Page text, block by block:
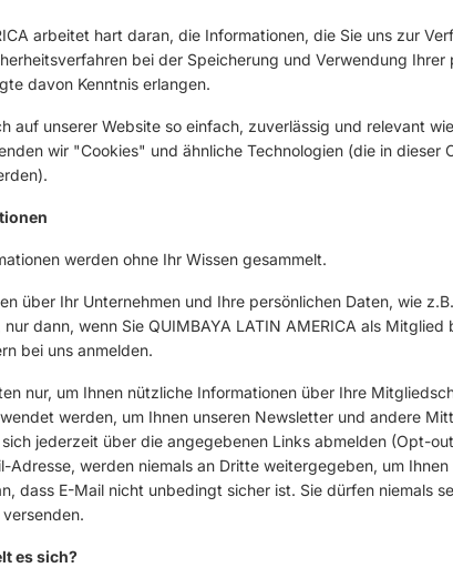
arbeitet hart daran, die Informationen, die Sie uns zur
bei der Speicherung und Verwendung Ihrer
davon Kenntnis erlangen.
auf unserer Website so einfach, zuverlässig und relevant
wir "Cookies" und ähnliche Technologien (die in dieser
werden ohne Ihr Wissen gesammelt.
über Ihr Unternehmen und Ihre persönlichen Daten, wie
dann, wenn Sie QUIMBAYA LATIN AMERICA als
bei uns anmelden.
nur, um Ihnen nützliche Informationen über Ihre
werden, um Ihnen unseren Newsletter und andere
jederzeit über die angegebenen Links abmelden (Opt-
Adresse, werden niemals an Dritte weitergegeben, um
dass E-Mail nicht unbedingt sicher ist. Sie dürfen niemals
es sich?